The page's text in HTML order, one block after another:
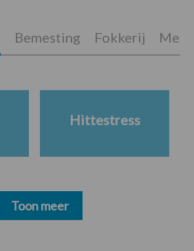
Bemesting Fokkerij
Hittestress
Toon meer